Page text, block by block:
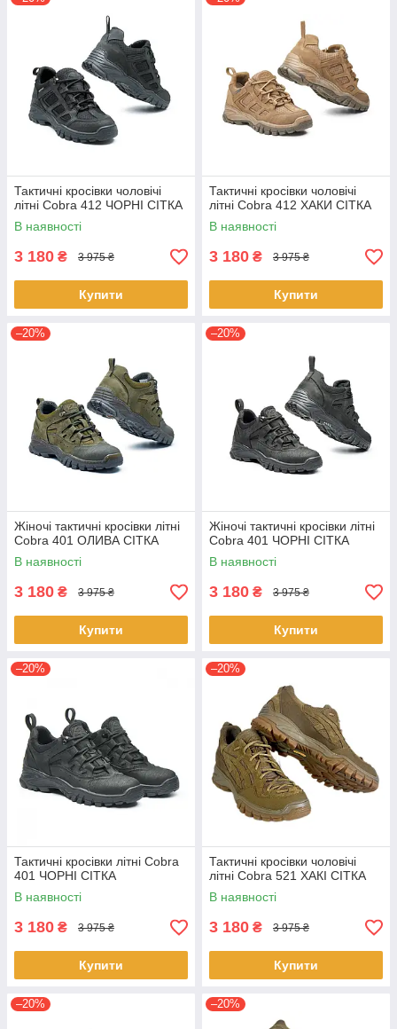
Тактичні кросівки чоловічі
літні Cobra 412 ЧОРНІ СІТКА
В наявності
3 180 ₴ 3 975 ₴
Купити
Тактичні кросівки чоловічі
літні Cobra 412 ХАКИ СІТКА
В наявності
3 180 ₴ 3 975 ₴
Купити
–20%
Жіночі тактичні кросівки літні
Cobra 401 ОЛИВА СІТКА
В наявності
3 180 ₴ 3 975 ₴
Купити
–20%
Жіночі тактичні кросівки літні
Cobra 401 ЧОРНІ СІТКА
В наявності
3 180 ₴ 3 975 ₴
Купити
–20%
Тактичні кросівки літні Cobra
401 ЧОРНІ СІТКА
В наявності
3 180 ₴ 3 975 ₴
Купити
–20%
Тактичні кросівки чоловічі
літні Cobra 521 ХАКІ СІТКА
В наявності
3 180 ₴ 3 975 ₴
Купити
–20% –20%